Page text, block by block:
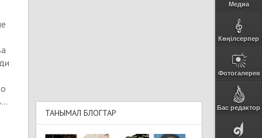
Медиа
Көңілсерпер
Фотогалерея
Бас редактор
ТАНЫМАЛ БЛОГТАР